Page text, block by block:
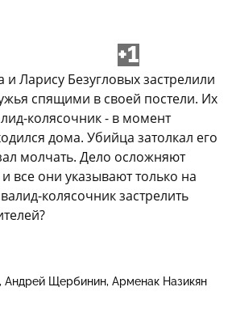
+1
и Ларису Безугловых застрелили
спящими в своей постели. Их
колясочник - в момент
дома. Убийца затолкал его
молчать. Дело осложняют
все они указывают только на
колясочник застрелить
Андрей Щербинин Арменак Назикян